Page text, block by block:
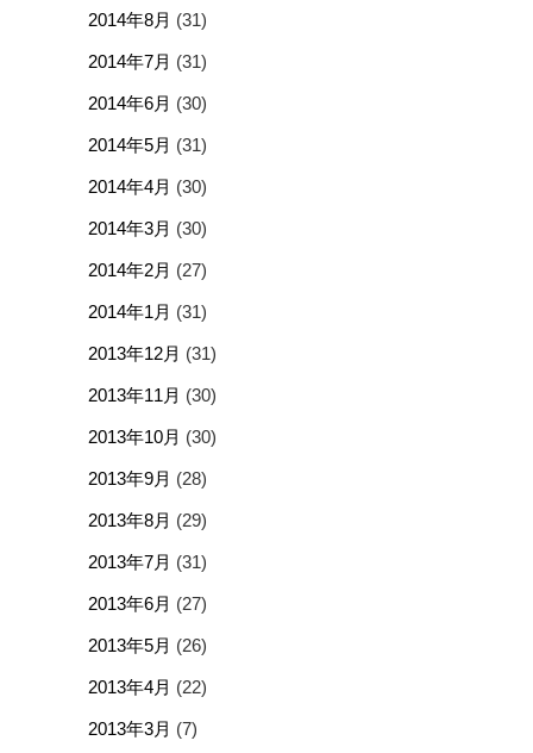
2014年8月 (31)
2014年7月 (31)
2014年6月 (30)
2014年5月 (31)
2014年4月 (30)
2014年3月 (30)
2014年2月 (27)
2014年1月 (31)
2013年12月 (31)
2013年11月 (30)
2013年10月 (30)
2013年9月 (28)
2013年8月 (29)
2013年7月 (31)
2013年6月 (27)
2013年5月 (26)
2013年4月 (22)
2013年3月 (7)